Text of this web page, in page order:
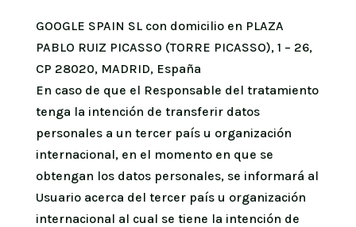
GOOGLE SPAIN SL con domicilio en PLAZA
PABLO RUIZ PICASSO (TORRE PICASSO), 1 – 26,
CP 28020, MADRID, España
En caso de que el Responsable del tratamiento
tenga la intención de transferir datos
personales a un tercer país u organización
internacional, en el momento en que se
obtengan los datos personales, se informará al
Usuario acerca del tercer país u organización
internacional al cual se tiene la intención de